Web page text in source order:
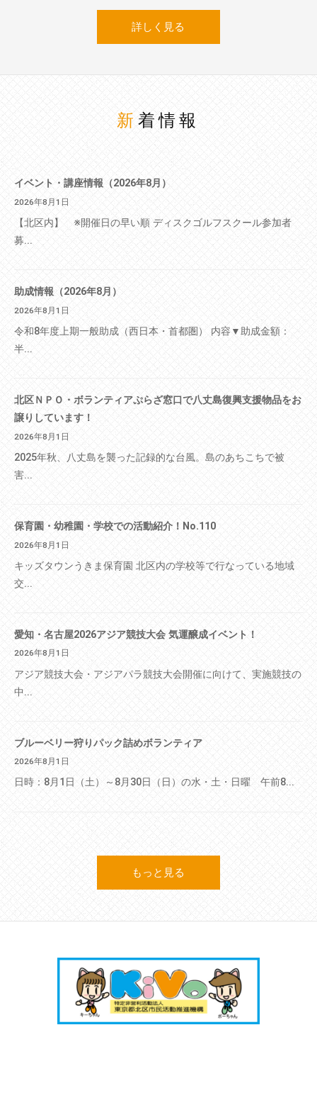
詳しく見る
新着情報
イベント・講座情報（2026年8月）
2026年8月1日
【北区内】 ※開催日の早い順 ディスクゴルフスクール参加者
募...
助成情報（2026年8月）
2026年8月1日
令和8年度上期一般助成（西日本・首都圏） 内容▼助成金額：
半...
北区ＮＰＯ・ボランティアぷらざ窓口で八丈島復興支援物品をお
譲りしています！
2026年8月1日
2025年秋、八丈島を襲った記録的な台風。島のあちこちで被
害...
保育園・幼稚園・学校での活動紹介！No.110
2026年8月1日
キッズタウンうきま保育園 北区内の学校等で行なっている地域
交...
愛知・名古屋2026アジア競技大会 気運醸成イベント！
2026年8月1日
アジア競技大会・アジアパラ競技大会開催に向けて、実施競技の
中...
ブルーベリー狩りパック詰めボランティア
2026年8月1日
日時：8月1日（土）～8月30日（日）の水・土・日曜 午前8...
もっと見る